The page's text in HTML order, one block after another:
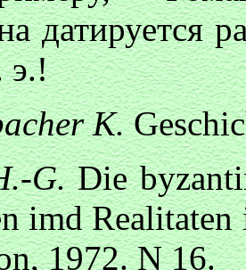
датируется
э.!
К.
G.Die
imd Realitaten
1972. N 16.